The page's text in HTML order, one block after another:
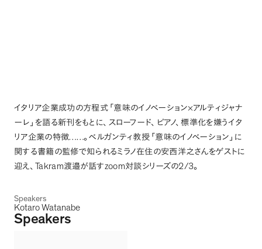
イタリア企業成功の方程式 「 意味のイノベーション×アルティジャナ
ーレ 」 を語る新刊をもとに、 スローフード、 ピアノ、 標準化を嫌うイタ
リア企業の特徴……。 ベルガンティ教授 「 意味のイノベーション 」 に
関する書籍の監修で知られるミラノ在住の安西洋之さんをゲストに
迎え、 Takram渡邉が話すzoom対談シリーズの2/3。
Speakers
Kotaro Watanabe
Speakers